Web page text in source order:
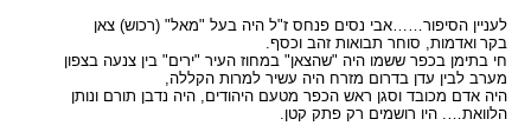
לעניין הסיפור……אבי נסים פנחס ז"ל היה בעל "מאל" (רכוש) צאן
בקר ואדמות, סוחר תבואות זהב וכסף.
חי בתימן בכפר ששמו היה "שהצאן" במחוז העיר "ירים" בין צנעה בצפון
מערב לבין עדן בדרום מזרח היה עשיר למרות הקללה,
היה אדם מכובד וסגן ראש הכפר מטעם היהודים, היה נדבן תורם ונותן
הלוואת…. היו רושמים רק פתק קטן.